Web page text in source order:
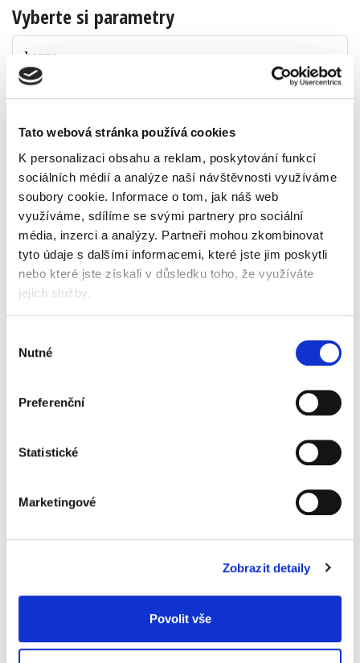
Tato webová stránka používá cookies
K personalizaci obsahu a reklam, poskytování funkcí
sociálních médií a analýze naší návštěvnosti využíváme
soubory cookie. Informace o tom, jak náš web
využíváme, sdílíme se svými partnery pro sociální
média, inzerci a analýzy. Partneři mohou zkombinovat
tyto údaje s dalšími informacemi, které jste jim poskytli
nebo které jste získali v důsledku toho, že využíváte
jejich služby.
souhlasu
Nutné
Preferenční
Statistické
Marketingové
Zobrazit detaily
Povolit vše
Vyberte si parametry
barva
Popis Alternativní produkty
rozměry 76x76 mm
výrazné označení
po odlepení nezanechávají žádnou stopu, dobře
lepicí
100 lístků
vynikající poměr cena/kvalita
Informace o produktu
Bloček samolepicí 76x76 mm, oranžový
Specifikace produktu
barva
Značka